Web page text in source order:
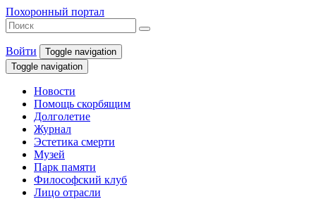
Похоронный портал
Войти
Toggle navigation
Toggle navigation
Новости
Помощь скорбящим
Долголетие
Журнал
Эстетика смерти
Музей
Парк памяти
Философский клуб
Лицо отрасли